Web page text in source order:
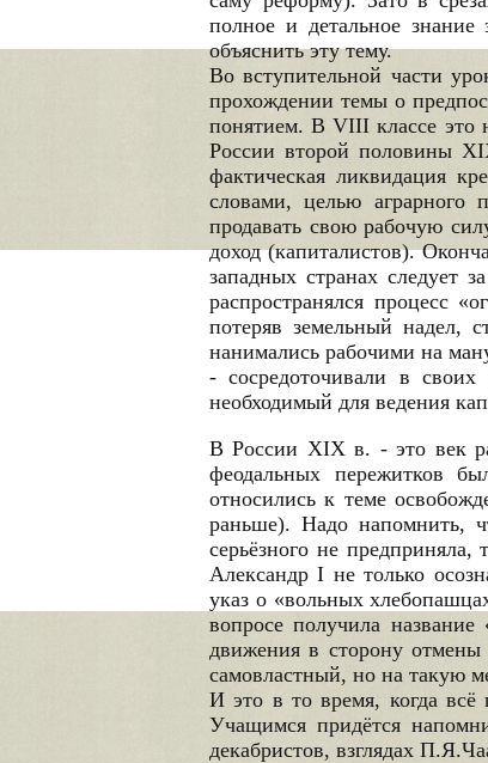
полное и детальное
объяснить эту тему.
Во вступительной части
прохождении темы о
понятием. В VIII классе это
России второй половины
фактическая ликвидация
словами, целью аграрного
продавать свою рабочую
доход (капиталистов).
западных странах следует
распространялся процесс
потеряв земельный надел,
нанимались рабочими на
- сосредоточивали в
необходимый для ведения
В России XIX в. - это век
феодальных пережитков
относились к теме
раньше). Надо напомнить,
серьёзного не
Александр I не только
указ о «вольных
вопросе получила название
движения в сторону
самовластный, но на такую
И это в то время, когда всё
Учащимся придётся
декабристов, взглядах